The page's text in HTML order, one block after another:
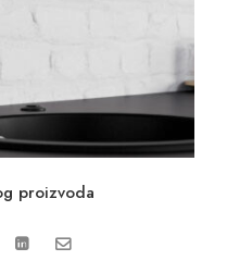
proizvoda